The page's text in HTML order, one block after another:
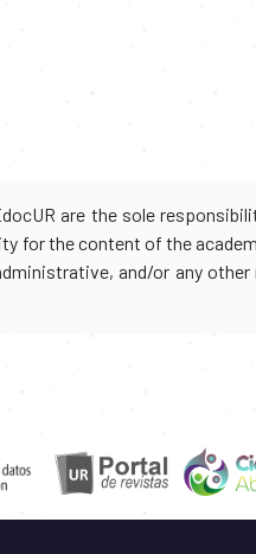
are the sole
for the content of the
and/or any